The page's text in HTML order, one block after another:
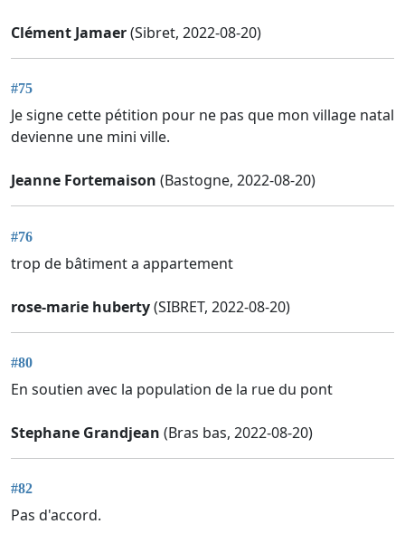
Clément Jamaer(Sibret, 2022-08-20)
#75
Je signe cette pétition pour ne pas que mon village natal
devienne une mini ville.
Jeanne Fortemaison (Bastogne, 2022-08-20)
#76
trop de bâtiment a appartement
rose-marie huberty(SIBRET, 2022-08-20)
#80
En soutien avec la population de la rue du pont
Stephane Grandjean (Bras bas, 2022-08-20)
#82
Pas d'accord.